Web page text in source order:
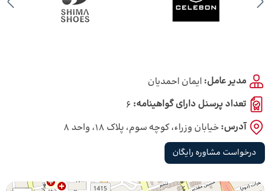
مدیر عامل: ايمان احمديان
تعداد پرسنل دارای گواهینامه: 6
آدرس:خیابان وزراء، کوچه سوم، پلاک ۱۸، واحد ۸
درخواست مشاوره رایگان